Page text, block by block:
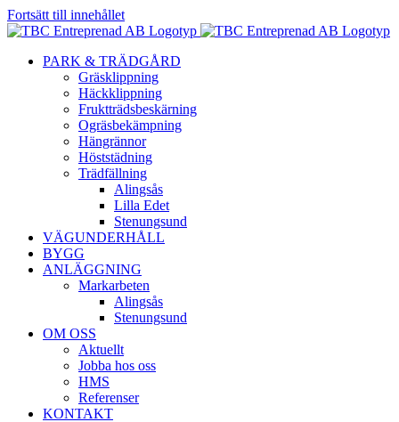
Fortsätt till innehållet
PARK & TRÄDGÅRD
Gräsklippning
Häckklippning
Fruktträdsbeskärning
Ogräsbekämpning
Hängrännor
Höststädning
Trädfällning
Alingsås
Lilla Edet
Stenungsund
VÄGUNDERHÅLL
BYGG
ANLÄGGNING
Markarbeten
Alingsås
Stenungsund
OM OSS
Aktuellt
Jobba hos oss
HMS
Referenser
KONTAKT